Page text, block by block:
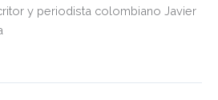
y periodista colombiano Javier